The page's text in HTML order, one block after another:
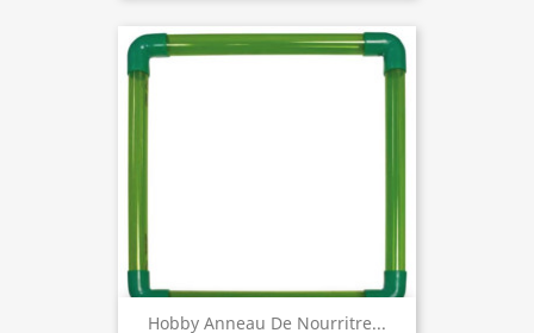
Hobby Anneau De Nourritre...